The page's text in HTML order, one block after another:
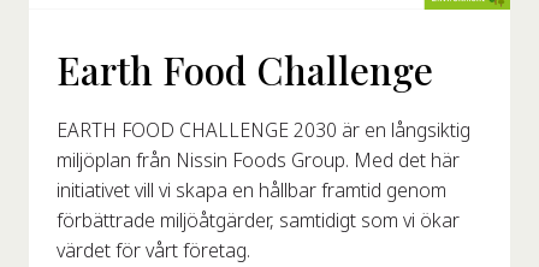
Earth Food Challenge
EARTH FOOD CHALLENGE 2030 är en långsiktig
miljöplan från Nissin Foods Group. Med det här
initiativet vill vi skapa en hållbar framtid genom
förbättrade miljöåtgärder, samtidigt som vi ökar
värdet för vårt företag.